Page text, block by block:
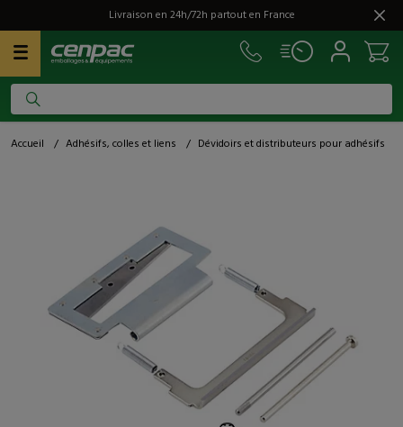
Livraison en 24h/72h partout en France
Accueil / Adhésifs, colles et liens / Dévidoirs et distributeurs pour adhésifs